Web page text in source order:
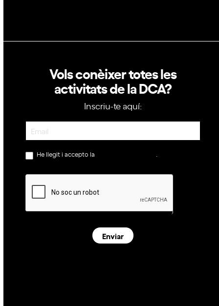
Vols conèixer totes les
activitats de la DCA?
Inscriu-te aquí:
Newsletter
He llegit i accepto la
Enviar